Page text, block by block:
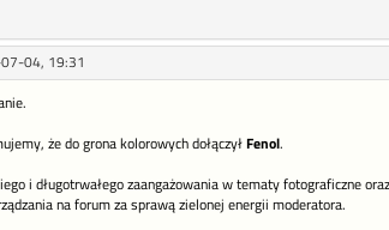
04, 19:31
że do grona kolorowych dołączyłFenol.
i długotrwałego zaangażowania w tematy fotograficzne
na forum za sprawą zielonej energii moderatora.